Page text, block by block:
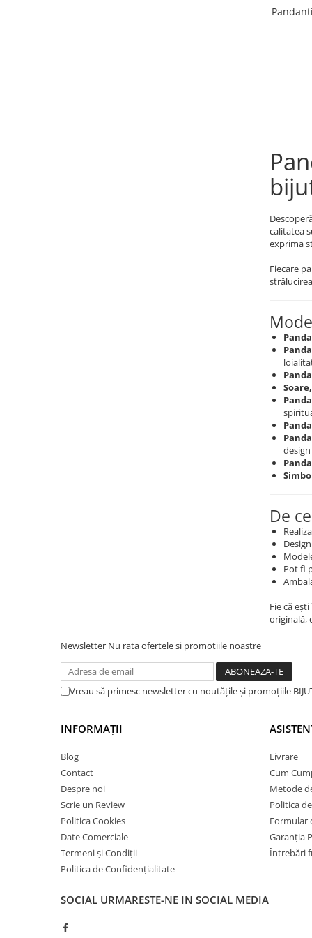
calitatea
exprima
Fiecare
De
Pot fi
Fie că
originală,
Newsletter Nu rata ofertele si promotiile noastre
Vreau să primesc newsletter cu noutățile și promoțiile
INFORMAȚII
Blog
Contact
Despre noi
Scrie un Review
Politica Cookies
Date Comerciale
Termeni și Condiții
Politica de Confidențialitate
Livrare
Cum
Metode
Politica
Formular
Garanția
Întrebări
SOCIAL URMARESTE-NE IN SOCIAL MEDIA